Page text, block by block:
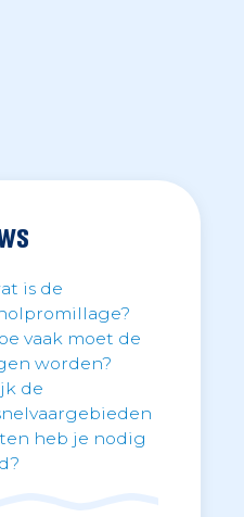
is de
vaak moet de
worden?
de
heb je nodig